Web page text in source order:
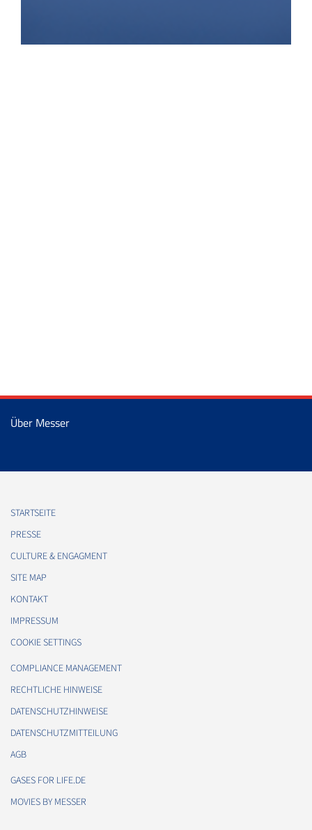
Über Messer
STARTSEITE
PRESSE
CULTURE & ENGAGMENT
SITE MAP
KONTAKT
IMPRESSUM
COOKIE SETTINGS
COMPLIANCE MANAGEMENT
RECHTLICHE HINWEISE
DATENSCHUTZHINWEISE
DATENSCHUTZMITTEILUNG
AGB
GASES FOR LIFE.DE
MOVIES BY MESSER